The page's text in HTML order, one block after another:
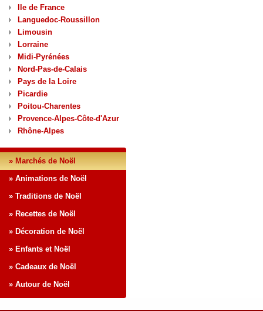
Ile de France
Languedoc-Roussillon
Limousin
Lorraine
Midi-Pyrénées
Nord-Pas-de-Calais
Pays de la Loire
Picardie
Poitou-Charentes
Provence-Alpes-Côte-d'Azur
Rhône-Alpes
» Marchés de Noël
» Animations de Noël
» Traditions de Noël
» Recettes de Noël
» Décoration de Noël
» Enfants et Noël
» Cadeaux de Noël
» Autour de Noël